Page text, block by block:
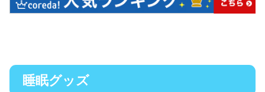
睡眠グッズ